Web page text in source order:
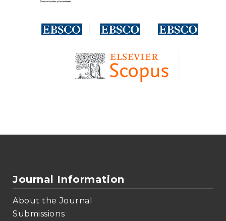
Journal Information
About the Journal
Submissions